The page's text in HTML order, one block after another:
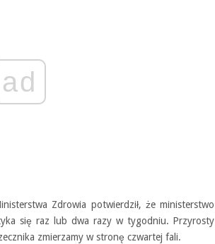
ad
Zdrowia potwierdził, że ministerstwo
się raz lub dwa razy w tygodniu. Przyrosty
zmierzamy w stronę czwartej fali.